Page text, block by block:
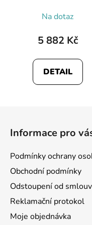
Na dotaz
5 882 Kč
DETAIL
Informace pro
Podmínky ochrany
Obchodní podmínky
Odstoupení od
Reklamační protokol
Moje objednávka